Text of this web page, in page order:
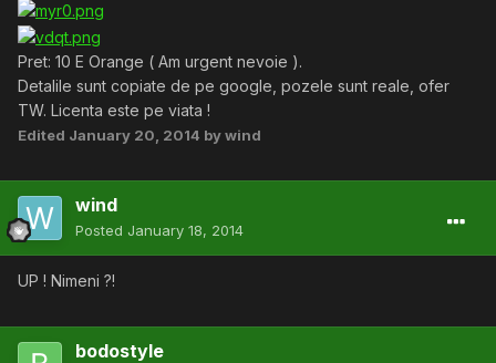
Pret: 10 E Orange ( Am urgent nevoie ).
Detalile sunt copiate de pe google, pozele sunt reale, ofer
TW. Licenta este pe viata !
Edited January 20, 2014 by wind
wind
Posted January 18, 2014
UP ! Nimeni ?!
bodostyle